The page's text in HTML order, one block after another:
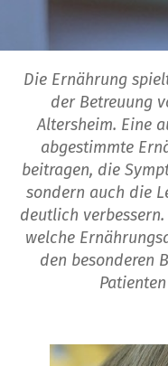
Die Ernährung
der Betreuung
Altersheim. Eine
abgestimmte
beitragen, die
sondern auch die
deutlich
welche
den besonderen